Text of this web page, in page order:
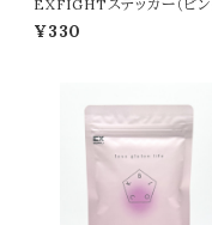
EXFIGHTステッカー（ピン
¥330